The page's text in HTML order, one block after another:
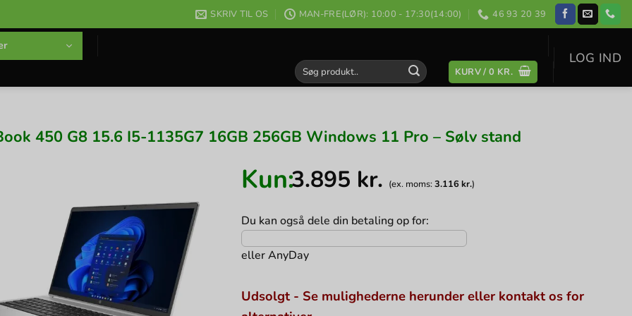
SKRIV TIL OS MAN-FRE(LØR): 10:00 - 17:30(14:00) 46 93 20 39
Søg
efter:
KURV /0 KR.
LOG IND
450 G8 15.6 I5-1135G7 16GB 256GB Windows 11 Pro – Sølv stand
Kun:3.895 kr. (ex. moms:3.116kr.)
Du kan også dele din betaling op for:
ellerAnyDay
Udsolgt - Se mulighederne herunder eller kontakt os for